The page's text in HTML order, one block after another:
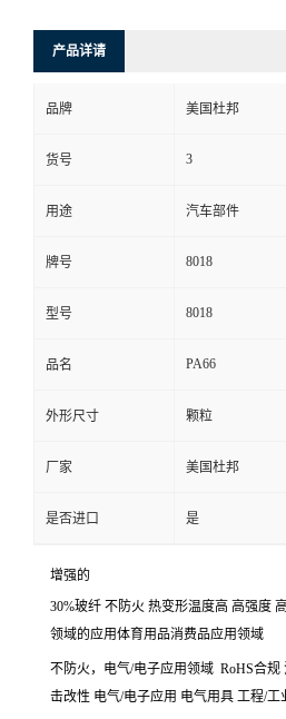
产品详请
品牌 美国杜邦
货号 3
用途 汽车部件
牌号 8018
型号 8018
品名 PA66
外形尺寸 颗粒
厂家 美国杜邦
是否进口 是
增强的
30%玻纤 不防火 热变形温度高 高强度
领域的应用体育用品消费品应用领域
不防火 ，电气/电子应用领域 RoHS合规
击改性 电气/电子应用 电气用具 工程/工